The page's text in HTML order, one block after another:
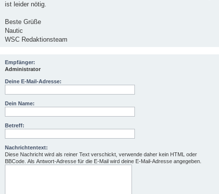
ist leider nötig.
Beste Grüße
Nautic
WSC Redaktionsteam
Empfänger:
Administrator
Deine E-Mail-Adresse:
Dein Name:
Betreff:
Nachrichtentext:
Diese Nachricht wird als reiner Text verschickt, verwende daher kein HTML oder
BBCode. Als Antwort-Adresse für die E-Mail wird deine E-Mail-Adresse angegeben.